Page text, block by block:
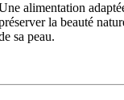
alimentation
la beauté
sa peau.